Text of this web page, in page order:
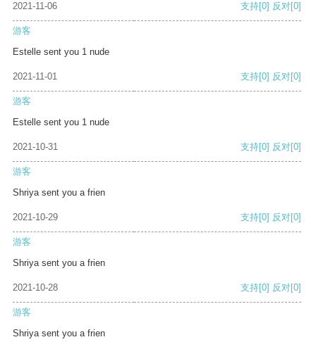
2021-11-06 支持[0] 反对[0]
游客
Estelle sent you 1 nude
2021-11-01 支持[0] 反对[0]
游客
Estelle sent you 1 nude
2021-10-31 支持[0] 反对[0]
游客
Shriya sent you a frien
2021-10-29 支持[0] 反对[0]
游客
Shriya sent you a frien
2021-10-28 支持[0] 反对[0]
游客
Shriya sent you a frien